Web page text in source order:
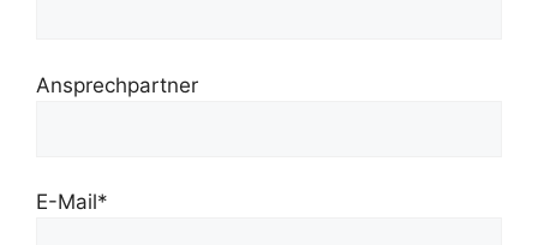
Ansprechpartner
E-Mail*